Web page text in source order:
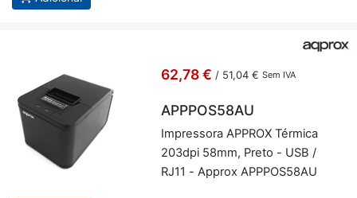
62,78 € / 51,04 € Sem IVA
APPPOS58AU
Im­pres­sora AP­PROX Tér­mica
203dpi 58mm, Preto - USB /
RJ11 - Ap­prox APP­POS58AU